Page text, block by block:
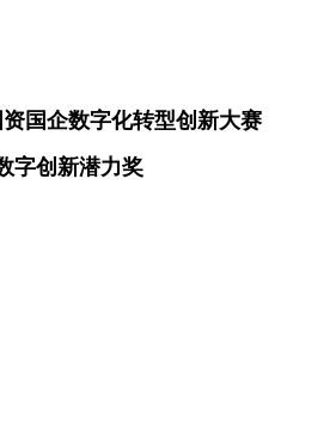
国企数字化转型创新大赛
字创新潜力奖